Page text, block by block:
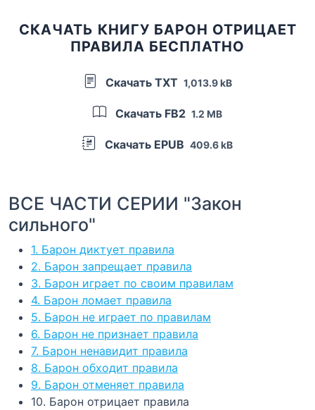
СКАЧАТЬ КНИГУ БАРОН ОТРИЦАЕТ
ПРАВИЛА БЕСПЛАТНО
Скачать TXT 1,013.9 kB
Скачать FB2 1.2 MB
Скачать EPUB 409.6 kB
ВСЕ ЧАСТИ СЕРИИ "Закон
сильного"
1. Барон диктует правила
2. Барон запрещает правила
3. Барон играет по своим правилам
4. Барон ломает правила
5. Барон не играет по правилам
6. Барон не признает правила
7. Барон ненавидит правила
8. Барон обходит правила
9. Барон отменяет правила
10. Барон отрицает правила